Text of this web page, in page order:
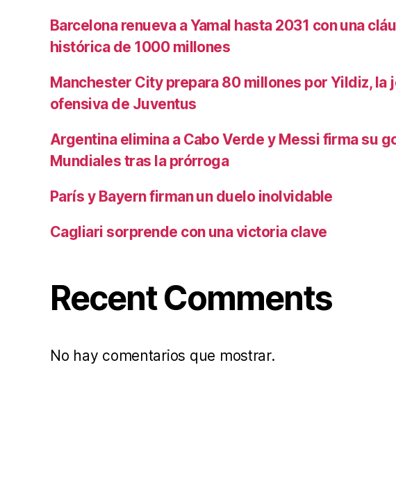
Barcelona renueva a Yamal hasta 2031 con una
histórica de 1000 millones
Manchester City prepara 80 millones por Yildiz, la
ofensiva de Juventus
Argentina elimina a Cabo Verde y Messi firma su
Mundiales tras la prórroga
París y Bayern firman un duelo inolvidable
Cagliari sorprende con una victoria clave
Recent Comments
No hay comentarios que mostrar.